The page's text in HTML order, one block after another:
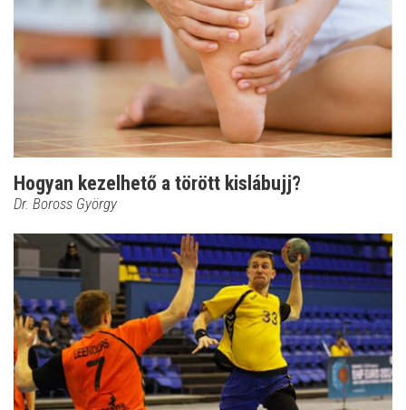
Hogyan kezelhető a törött kislábujj?
Dr. Boross György